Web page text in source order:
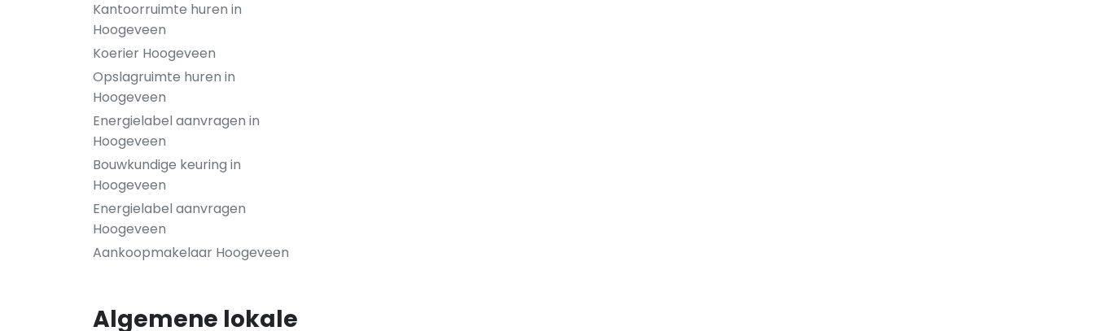
Kantoorruimte huren in
Hoogeveen
Koerier Hoogeveen
Opslagruimte huren in
Hoogeveen
Energielabel aanvragen in
Hoogeveen
Bouwkundige keuring in
Hoogeveen
Energielabel aanvragen
Hoogeveen
Aankoopmakelaar Hoogeveen
Algemene lokale